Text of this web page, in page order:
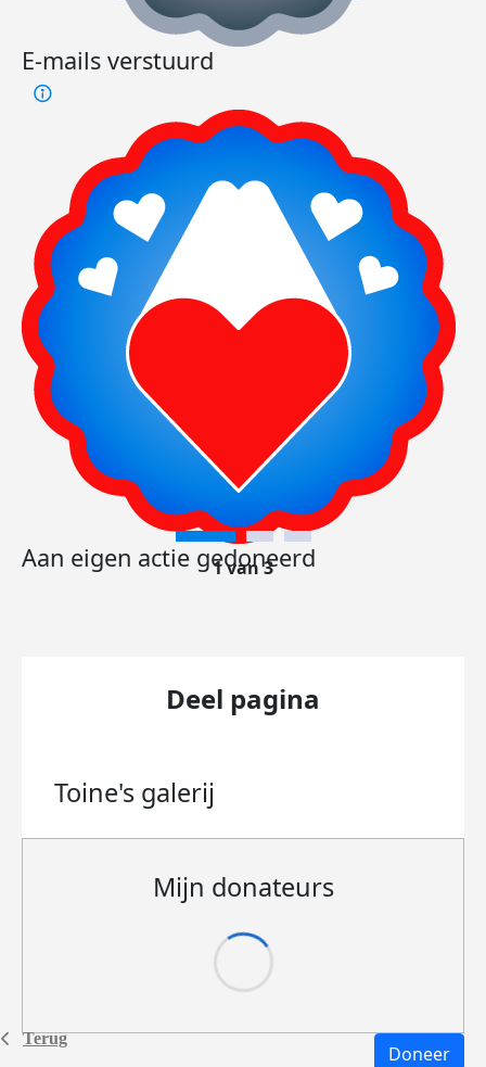
Terug
E-mails verstuurd
Aan eigen actie gedoneerd
1 van 3
Deel pagina
Toine's galerij
Mijn donateurs
Doneer